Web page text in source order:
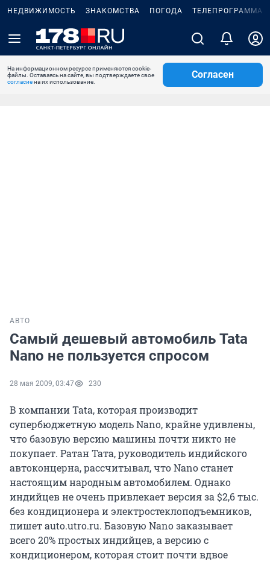
НЕДВИЖИМОСТЬ ЗНАКОМСТВА ПОГОДА ТЕЛЕПРОГРАММА
На информационном ресурсе применяются cookie-
файлы. Оставаясь на сайте, вы подтверждаете свое
согласиена их использование.
Согласен
АВТО
Самый дешевый автомобиль Tata
Nano не пользуется спросом
28 мая 2009, 03:47 230
В компании Tata, которая производит
супербюджетную модель Nano, крайне удивлены,
что базовую версию машины почти никто не
покупает. Ратан Тата, руководитель индийского
автоконцерна, рассчитывал, что Nano станет
настоящим народным автомобилем. Однако
индийцев не очень привлекает версия за $2,6 тыс.
без кондиционера и электростеклоподъемников,
пишет auto.utro.ru. Базовую Nano заказывает
всего 20% простых индийцев, а версию с
кондиционером, которая стоит почти вдвое